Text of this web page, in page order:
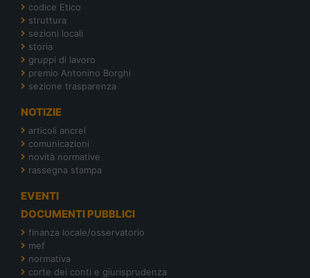
codice Etico
struttura
sezioni locali
storia
gruppi di lavoro
premio Antonino Borghi
sezione trasparenza
NOTIZIE
articoli ancrel
comunicazioni
novità normative
rassegna stampa
EVENTI
DOCUMENTI PUBBLICI
finanza locale/osservatorio
mef
normativa
corte dei conti e giurisprudenza